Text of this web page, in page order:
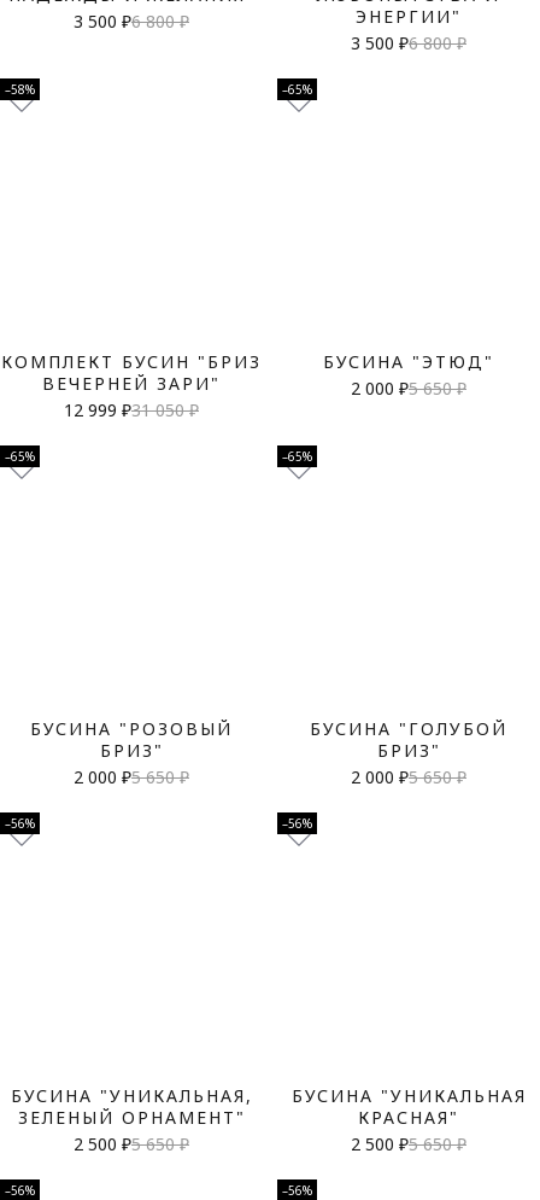
3 500 ₽6 800 ₽
ЭНЕРГИИ"
3 500 ₽6 800 ₽
–58%
КОМПЛЕКТ БУСИН "БРИЗ
ВЕЧЕРНЕЙ ЗАРИ"
12 999 ₽31 050 ₽
–65%
БУСИНА "ЭТЮД"
2 000 ₽5 650 ₽
–65%
БУСИНА "РОЗОВЫЙ
БРИЗ"
2 000 ₽5 650 ₽
–65%
БУСИНА "ГОЛУБОЙ
БРИЗ"
2 000 ₽5 650 ₽
–56%
БУСИНА "УНИКАЛЬНАЯ,
ЗЕЛЕНЫЙ ОРНАМЕНТ"
2 500 ₽5 650 ₽
–56%
БУСИНА "УНИКАЛЬНАЯ
КРАСНАЯ"
2 500 ₽5 650 ₽
–56% –56%